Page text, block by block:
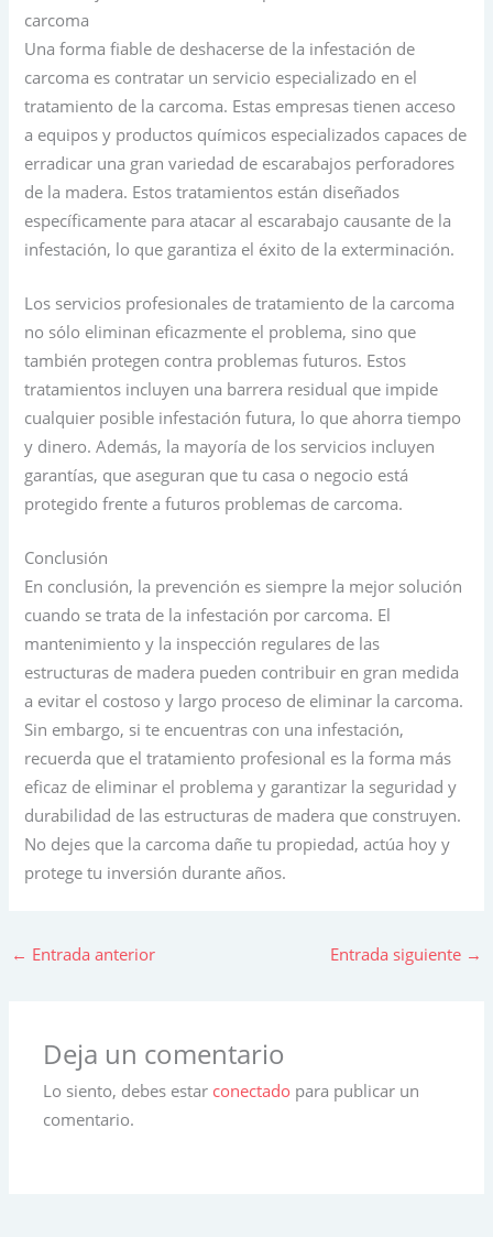
carcoma
Una forma fiable de deshacerse de la infestación de
carcoma es contratar un servicio especializado en el
tratamiento de la carcoma. Estas empresas tienen acceso
a equipos y productos químicos especializados capaces de
erradicar una gran variedad de escarabajos perforadores
de la madera. Estos tratamientos están diseñados
específicamente para atacar al escarabajo causante de la
infestación, lo que garantiza el éxito de la exterminación.
Los servicios profesionales de tratamiento de la carcoma
no sólo eliminan eficazmente el problema, sino que
también protegen contra problemas futuros. Estos
tratamientos incluyen una barrera residual que impide
cualquier posible infestación futura, lo que ahorra tiempo
y dinero. Además, la mayoría de los servicios incluyen
garantías, que aseguran que tu casa o negocio está
protegido frente a futuros problemas de carcoma.
Conclusión
En conclusión, la prevención es siempre la mejor solución
cuando se trata de la infestación por carcoma. El
mantenimiento y la inspección regulares de las
estructuras de madera pueden contribuir en gran medida
a evitar el costoso y largo proceso de eliminar la carcoma.
Sin embargo, si te encuentras con una infestación,
recuerda que el tratamiento profesional es la forma más
eficaz de eliminar el problema y garantizar la seguridad y
durabilidad de las estructuras de madera que construyen.
No dejes que la carcoma dañe tu propiedad, actúa hoy y
protege tu inversión durante años.
← Entrada anterior Entrada siguiente →
Deja un comentario
Lo siento, debes estar conectado para publicar un
comentario.